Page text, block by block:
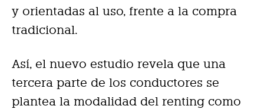
y orientadas al uso, frente a la compra
tradicional.
Así, el nuevo estudio revela que una
tercera parte de los conductores se
plantea la modalidad del renting como